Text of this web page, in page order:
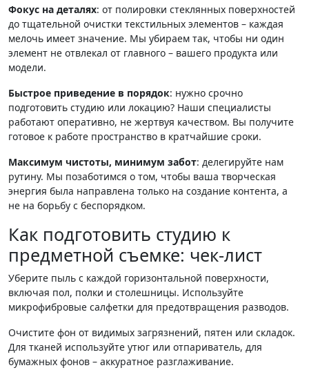
Фокус на деталях: от полировки стеклянных поверхностей
до тщательной очистки текстильных элементов – каждая
мелочь имеет значение. Мы убираем так, чтобы ни один
элемент не отвлекал от главного – вашего продукта или
модели.
Быстрое приведение в порядок: нужно срочно
подготовить студию или локацию? Наши специалисты
работают оперативно, не жертвуя качеством. Вы получите
готовое к работе пространство в кратчайшие сроки.
Максимум чистоты, минимум забот: делегируйте нам
рутину. Мы позаботимся о том, чтобы ваша творческая
энергия была направлена только на создание контента, а
не на борьбу с беспорядком.
Как подготовить студию к
предметной съемке: чек-лист
Уберите пыль с каждой горизонтальной поверхности,
включая пол, полки и столешницы. Используйте
микрофибровые салфетки для предотвращения разводов.
Очистите фон от видимых загрязнений, пятен или складок.
Для тканей используйте утюг или отпариватель, для
бумажных фонов – аккуратное разглаживание.